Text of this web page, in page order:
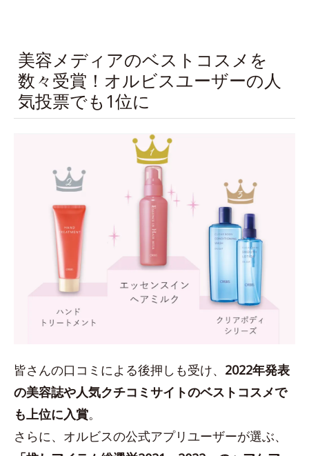
美容メディアのベストコスメを
数々受賞！オルビスユーザーの人
気投票でも1位に
皆さんの口コミによる後押しも受け、 2022年発表
の美容誌や人気クチコミサイトのベストコスメで
も上位に入賞。
さらに、オルビスの公式アプリユーザーが選ぶ、